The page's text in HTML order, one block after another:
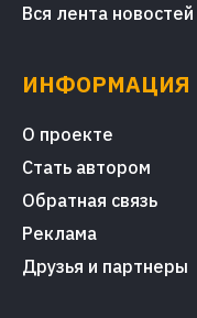
Вся лента новостей
ИНФОРМАЦИЯ
О проекте
Стать автором
Обратная связь
Реклама
Друзья и партнеры